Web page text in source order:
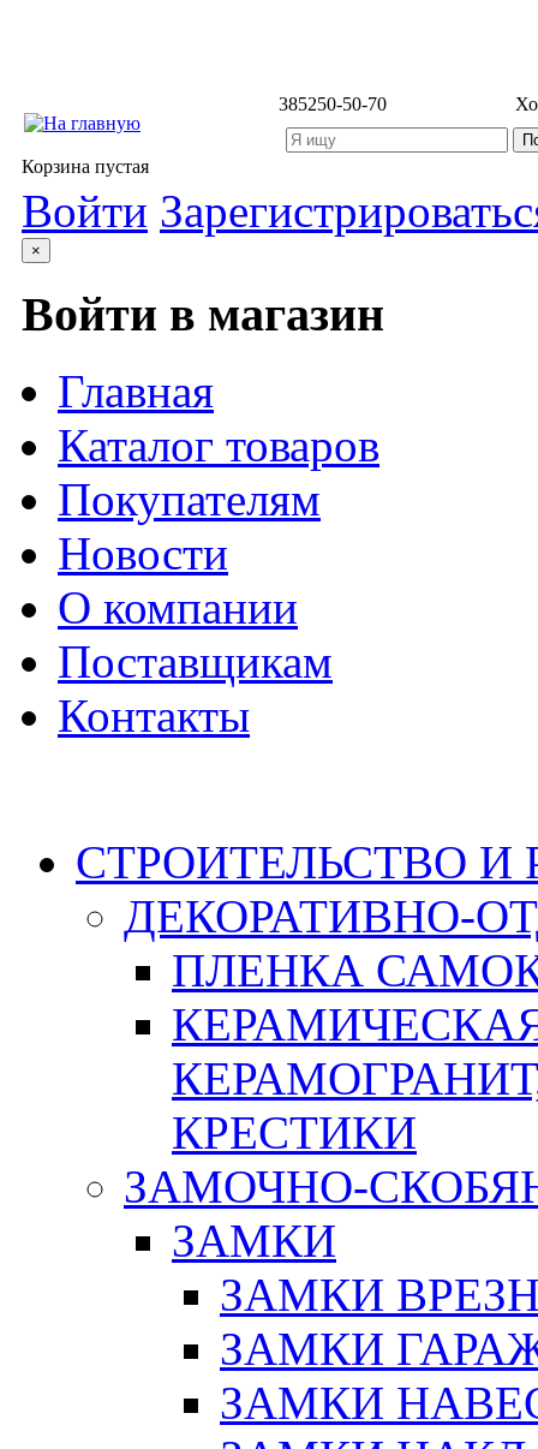
385250-50-70
Корзина пустая
Войти
×
Войти в магазин
Главная
Каталог товаров
Покупателям
Новости
О компании
Поставщикам
Контакты
СТРОИТЕЛЬСТВО И
ДЕКОРАТИВНО-
ПЛЕНКА
КРЕСТИКИ
ЗАМОЧНО-
ЗАМКИ
ЗАМКИ
ЗАМКИ
ЗАМКИ